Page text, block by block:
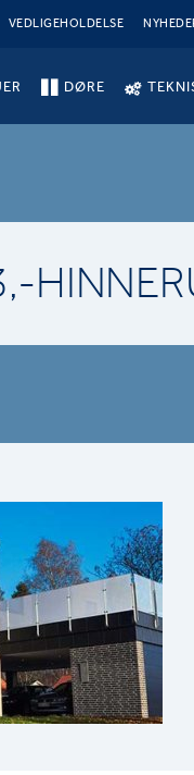
VEDLIGEHOLDELSE
DØRE